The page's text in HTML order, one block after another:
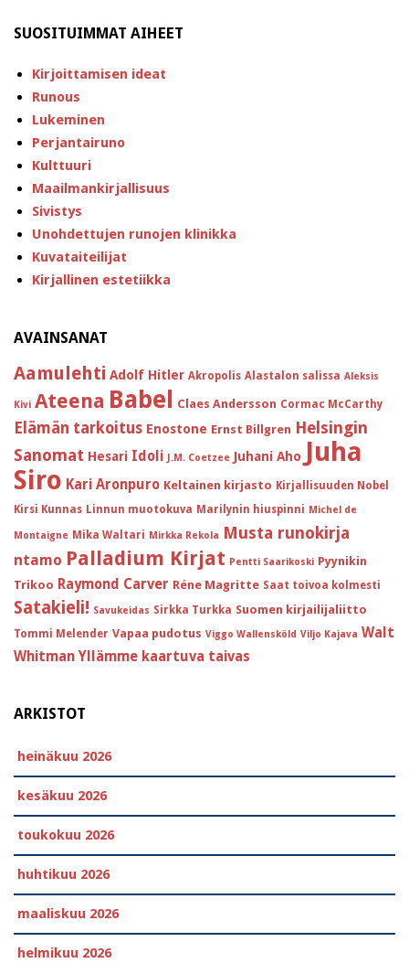
SUOSITUIMMAT AIHEET
Kirjoittamisen ideat
Runous
Lukeminen
Perjantairuno
Kulttuuri
Maailmankirjallisuus
Sivistys
Unohdettujen runojen klinikka
Kuvataiteilijat
Kirjallinen estetiikka
AVAINSANAT
Aamulehti Adolf Hitler Akropolis Alastalon salissa Aleksis
Kivi Ateena Babel Claes Andersson Cormac McCarthy
Elämän tarkoitus Enostone Ernst Billgren Helsingin
Sanomat Hesari Idoli J.M. Coetzee Juhani Aho Juha
Siro Kari Aronpuro Keltainen kirjasto Kirjallisuuden Nobel
Kirsi Kunnas Linnun muotokuva Marilynin hiuspinni Michel de
Montaigne Mika Waltari Mirkka Rekola Musta runokirja
ntamo Palladium Kirjat Pentti Saarikoski Pyynikin
Trikoo Raymond Carver Réne Magritte Saat toivoa kolmesti
Satakieli! Savukeidas Sirkka Turkka Suomen kirjailijaliitto
Tommi Melender Vapaa pudotus Viggo Wallensköld Viljo Kajava Walt
Whitman Yllämme kaartuva taivas
ARKISTOT
heinäkuu 2026
kesäkuu 2026
toukokuu 2026
huhtikuu 2026
maaliskuu 2026
helmikuu 2026